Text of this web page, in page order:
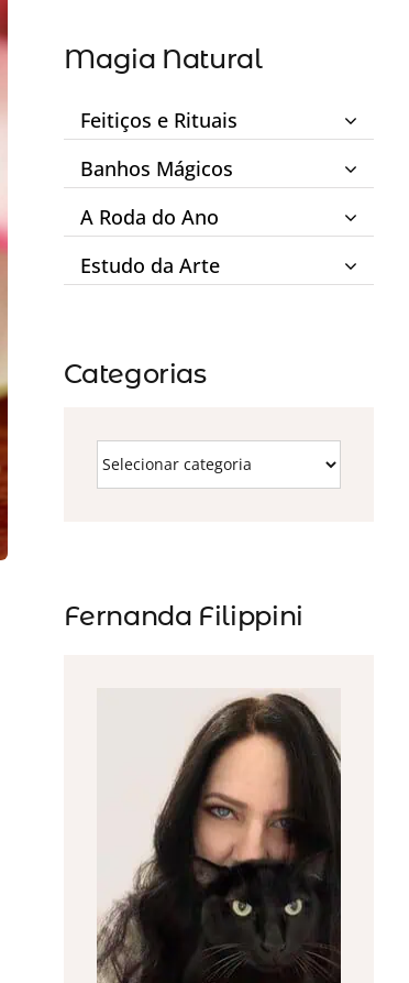
Magia Natural
Feitiços e Rituais
Banhos Mágicos
A Roda do Ano
Estudo da Arte
Categorias
Fernanda Filippini